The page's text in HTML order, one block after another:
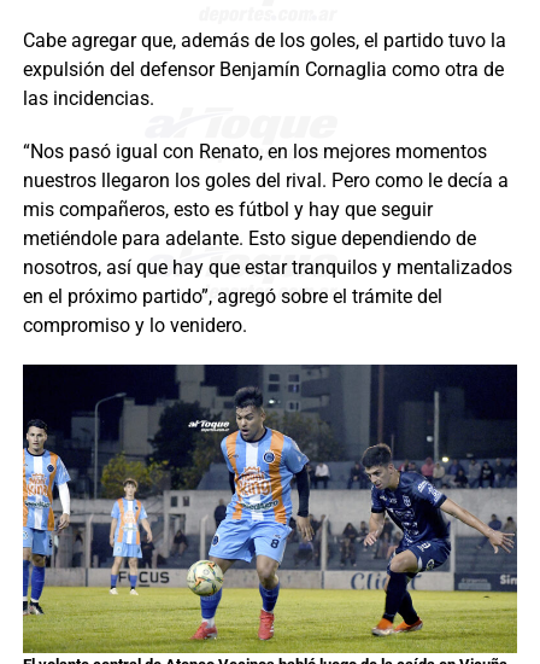
Cabe agregar que, además de los goles, el partido tuvo la
expulsión del defensor Benjamín Cornaglia como otra de
las incidencias.
“Nos pasó igual con Renato, en los mejores momentos
nuestros llegaron los goles del rival. Pero como le decía a
mis compañeros, esto es fútbol y hay que seguir
metiéndole para adelante. Esto sigue dependiendo de
nosotros, así que hay que estar tranquilos y mentalizados
en el próximo partido”, agregó sobre el trámite del
compromiso y lo venidero.